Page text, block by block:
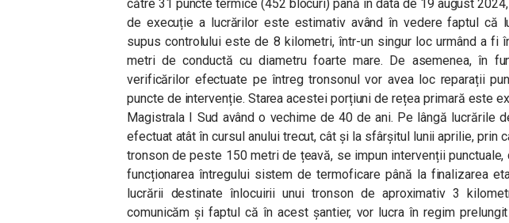
către 31 puncte termice (452 blocuri) până în data de 19 august
de execuție a lucrărilor este estimativ având în vedere faptul că
supus controlului este de 8 kilometri, într-un singur loc urmând a fi
metri de conductă cu diametru foarte mare. De asemenea, în
verificărilor efectuate pe întreg tronsonul vor avea loc reparații
puncte de intervenție. Starea acestei porțiuni de rețea primară este
Magistrala I Sud având o vechime de 40 de ani. Pe lângă lucrările
efectuat atât în cursul anului trecut, cât și la sfârșitul lunii aprilie, prin
tronson de peste 150 metri de țeavă, se impun intervenții punctuale,
funcționarea întregului sistem de termoficare până la finalizarea
lucrării destinate înlocuirii unui tronson de aproximativ 3
comunicăm și faptul că în acest șantier, vor lucra în regim